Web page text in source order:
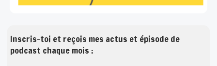
Inscris-toi et reçois mes actus et épisode de
podcast chaque mois :